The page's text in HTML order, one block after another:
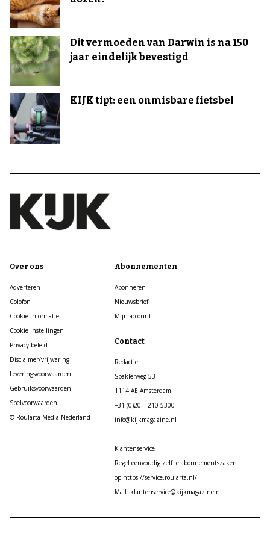
Dit vermoeden van Darwin is na 150
jaar eindelijk bevestigd
KIJK tipt: een onmisbare fietsbel
Over ons
Adverteren
Colofon
Cookie informatie
Cookie Instellingen
Privacy beleid
Disclaimer/vrijwaring
Leveringsvoorwaarden
Gebruiksvoorwaarden
Spelvoorwaarden
© Roularta Media Nederland
Abonnementen
Abonneren
Nieuwsbrief
Mijn account
Contact
Redactie
Spaklerweg 53
1114 AE Amsterdam
+31 (0)20 – 210 5300
info@kijkmagazine.nl
Klantenservice
Regel eenvoudig zelf je abonnementszaken
op https://service.roularta.nl/
Mail: klantenservice@kijkmagazine.nl